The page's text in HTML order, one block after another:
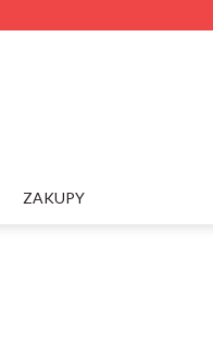
ZAKUPY